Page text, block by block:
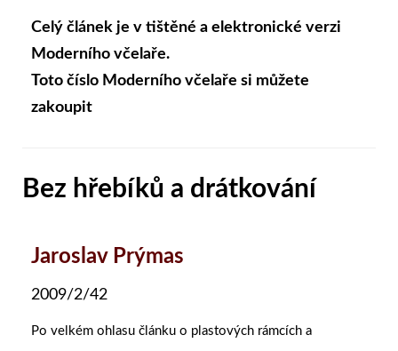
Celý článek je v tištěné a elektronické verzi
Moderního včelaře.
Toto číslo Moderního včelaře si můžete
zakoupit
Bez hřebíků a drátkování
Jaroslav Prýmas
2009/2/42
Po velkém ohlasu článku o plastových rámcích a